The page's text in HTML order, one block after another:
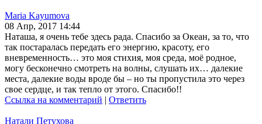
Maria Kayumova
08 Апр, 2017 14:44
Наташа, я очень тебе здесь рада. Спасибо за Океан, за то, что
так постаралась передать его энергию, красоту, его
вневременность… это моя стихия, моя среда, моё родное,
могу бесконечно смотреть на волны, слушать их… далекие
места, далекие воды вроде бы – но ты пропустила это через
свое сердце, и так тепло от этого. Спасибо!!
Ссылка на комментарий | Ответить
Натали Петухова